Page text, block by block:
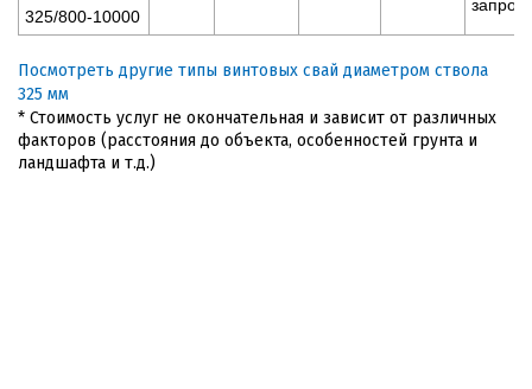
325/800-10000
запросу
Посмотреть другие типы винтовых свай диаметром ствола
325 мм
* Стоимость услуг не окончательная и зависит от различных
факторов (расстояния до объекта, особенностей грунта и
ландшафта и т.д.)